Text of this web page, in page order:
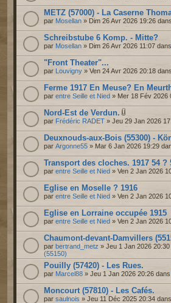
METZ (57000) - La Caserne
par Mosellan » Dim 26 Avr 2026 19:26 dans
Schreibstube 6 Komp. - Mitte?
par Mosellan » Dim 26 Avr 2026 11:07 dans
"Front Theater"...
par Louvigny » Ven 24 Avr 2026 20:18 dans
Ferme 1917 En Meuse? En
par entre Seille et Nied » Mer 18 Fév 2026
Nord-Est de Verdun.
par Frédéric RADET » Jeu 29 Jan 2026
Deuxnouds-aux-Bois (55300) -
par Argonne55 » Mar 6 Jan 2026 19:29
Transport des cloches. 1917 54
par entre Seille et Nied » Ven 2 Jan 2026
Eglise en Moselle ? 1916
par entre Seille et Nied » Ven 2 Jan 2026
Eglise en Lorraine occupée 1915
par entre Seille et Nied » Ven 2 Jan 2026
Chaumont-devant-Damvillers
par bertrand_metz » Jeu 1 Jan 2026 20:30
(55150)
Pouilly (57420) - Les Rues.
par Marcel88 » Jeu 1 Jan 2026 20:26 dans
Moncourt (57810) - Les Cafés.
par saulnois » Jeu 11 Déc 2025 20:34 dans